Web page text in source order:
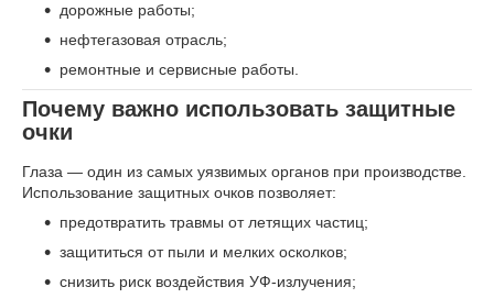
дорожные работы;
нефтегазовая отрасль;
ремонтные и сервисные работы.
Почему важно использовать защитные
очки
Глаза — один из самых уязвимых органов при производстве.
Использование защитных очков позволяет:
предотвратить травмы от летящих частиц;
защититься от пыли и мелких осколков;
снизить риск воздействия УФ-излучения;